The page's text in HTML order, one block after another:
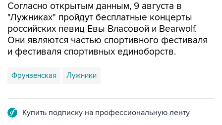
Согласно открытым данным, 9 августа в
"Лужниках" пройдут бесплатные концерты
российских певиц Евы Власовой и Bearwolf.
Они являются частью спортивного фестиваля
и фестиваля спортивных единоборств.
Фрунзенская Лужники
Купить подписку на профессиональную ленту